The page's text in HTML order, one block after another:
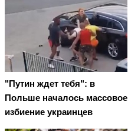
"Путин ждет тебя": в
Польше началось массовое
избиение украинцев